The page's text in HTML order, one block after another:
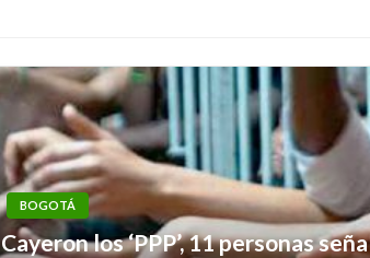
BOGOTÁ
Cayeron los ‘PPP’, 11 personas